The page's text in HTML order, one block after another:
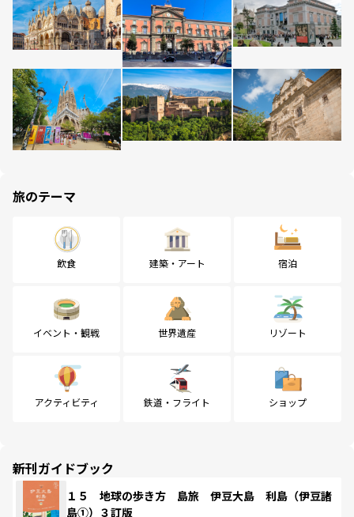
旅のテーマ
飲食 建築・アート 宿泊
イベント・観戦 世界遺産 リゾート
アクティビティ 鉄道・フライト ショップ
新刊ガイドブック
１５ 地球の歩き方 島旅 伊豆大島 利島（伊豆諸
島①）３訂版